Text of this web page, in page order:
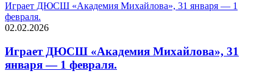
Играет ДЮСШ «Академия Михайлова», 31 января — 1
февраля.
02.02.2026
Играет ДЮСШ «Академия Михайлова», 31
января — 1 февраля.